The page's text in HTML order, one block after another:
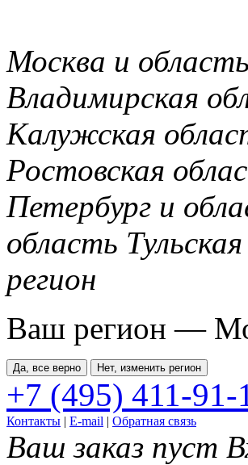
Москва и область
Владимирская
Калужская
Ростовская
Петербург и
область
регион
Ваш регион —
Да, все верно Нет, изменить регион
+7 (495) 411-91-
Контакты | E-mail | Обратная связь
Ваш заказ пуст